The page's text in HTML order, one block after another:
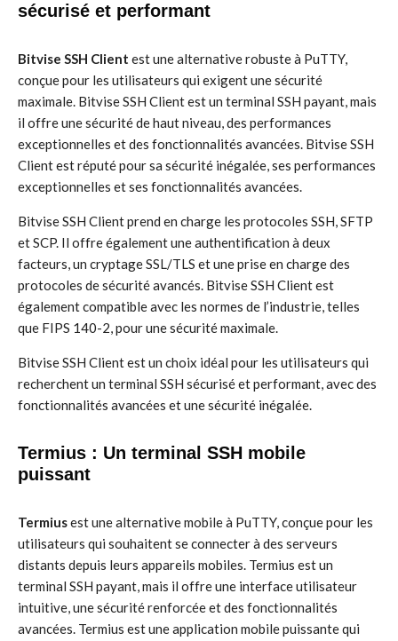
sécurisé et performant
Bitvise SSH Client est une alternative robuste à PuTTY,
conçue pour les utilisateurs qui exigent une sécurité
maximale. Bitvise SSH Client est un terminal SSH payant, mais
il offre une sécurité de haut niveau, des performances
exceptionnelles et des fonctionnalités avancées. Bitvise SSH
Client est réputé pour sa sécurité inégalée, ses performances
exceptionnelles et ses fonctionnalités avancées.
Bitvise SSH Client prend en charge les protocoles SSH, SFTP
et SCP. Il offre également une authentification à deux
facteurs, un cryptage SSL/TLS et une prise en charge des
protocoles de sécurité avancés. Bitvise SSH Client est
également compatible avec les normes de l’industrie, telles
que FIPS 140-2, pour une sécurité maximale.
Bitvise SSH Client est un choix idéal pour les utilisateurs qui
recherchent un terminal SSH sécurisé et performant, avec des
fonctionnalités avancées et une sécurité inégalée.
Termius : Un terminal SSH mobile
puissant
Termiusest une alternative mobile à PuTTY, conçue pour les
utilisateurs qui souhaitent se connecter à des serveurs
distants depuis leurs appareils mobiles. Termius est un
terminal SSH payant, mais il offre une interface utilisateur
intuitive, une sécurité renforcée et des fonctionnalités
avancées. Termius est une application mobile puissante qui